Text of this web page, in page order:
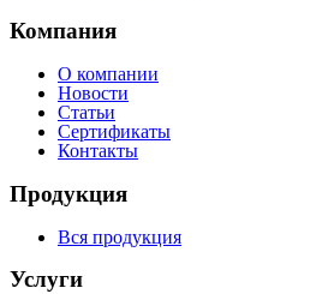
Компания
О компании
Новости
Статьи
Сертификаты
Контакты
Продукция
Вся продукция
Услуги